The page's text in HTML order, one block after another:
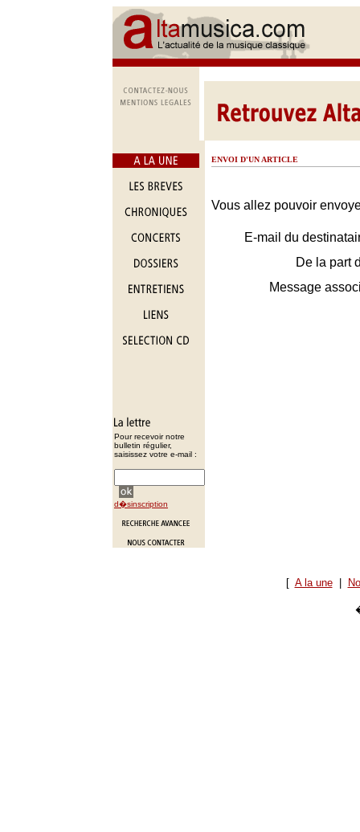
Pour recevoir notre
bulletin régulier,
saisissez votre e-mail :
d�sinscription
ENVOI D'UN ARTICLE
Vous allez pouvoir
E-mail du
De la part
Message
[ A la une|